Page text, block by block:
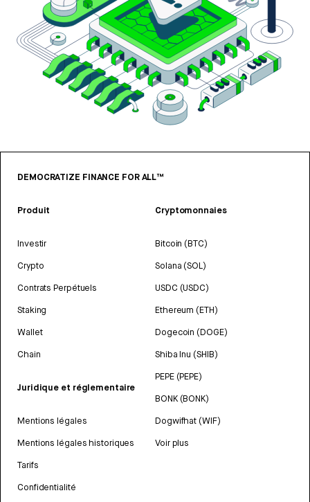
DEMOCRATIZE FINANCE FOR ALL™
Produit
Investir
Crypto
Contrats Perpétuels
Staking
Wallet
Chain
Juridique et réglementaire
Mentions légales
Mentions légales historiques
Tarifs
Confidentialité
Cryptomonnaies
Bitcoin (BTC)
Solana (SOL)
USDC (USDC)
Ethereum (ETH)
Dogecoin (DOGE)
Shiba Inu (SHIB)
PEPE (PEPE)
BONK (BONK)
Dogwifhat (WIF)
Voir plus